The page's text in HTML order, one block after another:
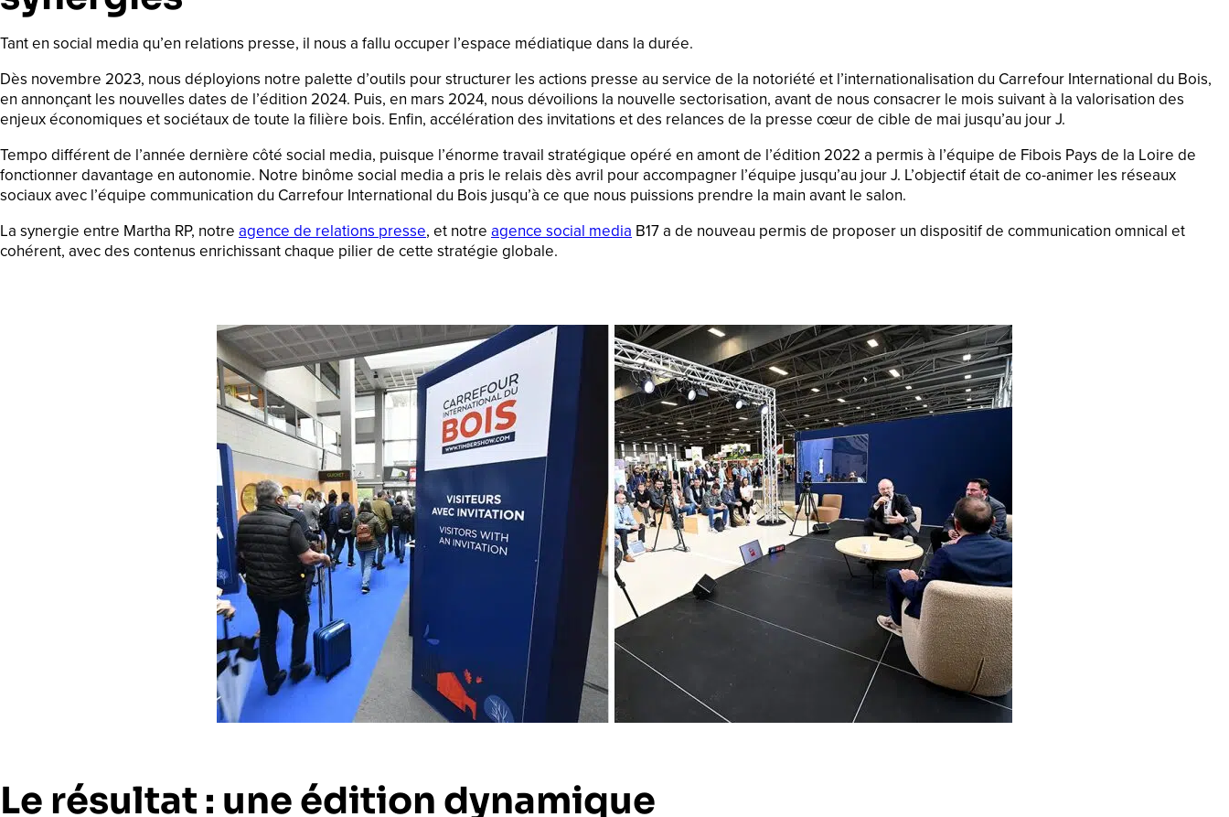
Tant en social media qu’en relations presse, il nous a fallu occuper l’espace médiatique dans la durée.
Dès novembre 2023, nous déployions notre palette d’outils pour structurer les actions presse au service de la notoriété et l’internationalisation du Carrefour International du Bois,
en annonçant les nouvelles dates de l’édition 2024. Puis, en mars 2024, nous dévoilions la nouvelle sectorisation, avant de nous consacrer le mois suivant à la valorisation des
enjeux économiques et sociétaux de toute la filière bois. Enfin, accélération des invitations et des relances de la presse cœur de cible de mai jusqu’au jour J.
Tempo différent de l’année dernière côté social media, puisque l’énorme travail stratégique opéré en amont de l’édition 2022 a permis à l’équipe de Fibois Pays de la Loire de
fonctionner davantage en autonomie. Notre binôme social media a pris le relais dès avril pour accompagner l’équipe jusqu’au jour J. L’objectif était de co-animer les réseaux
sociaux avec l’équipe communication du Carrefour International du Bois jusqu’à ce que nous puissions prendre la main avant le salon.
La synergie entre Martha RP, notre agence de relations presse, et notre agence social media B17 a de nouveau permis de proposer un dispositif de communication omnical et
cohérent, avec des contenus enrichissant chaque pilier de cette stratégie globale.
Le résultat : une édition dynamique